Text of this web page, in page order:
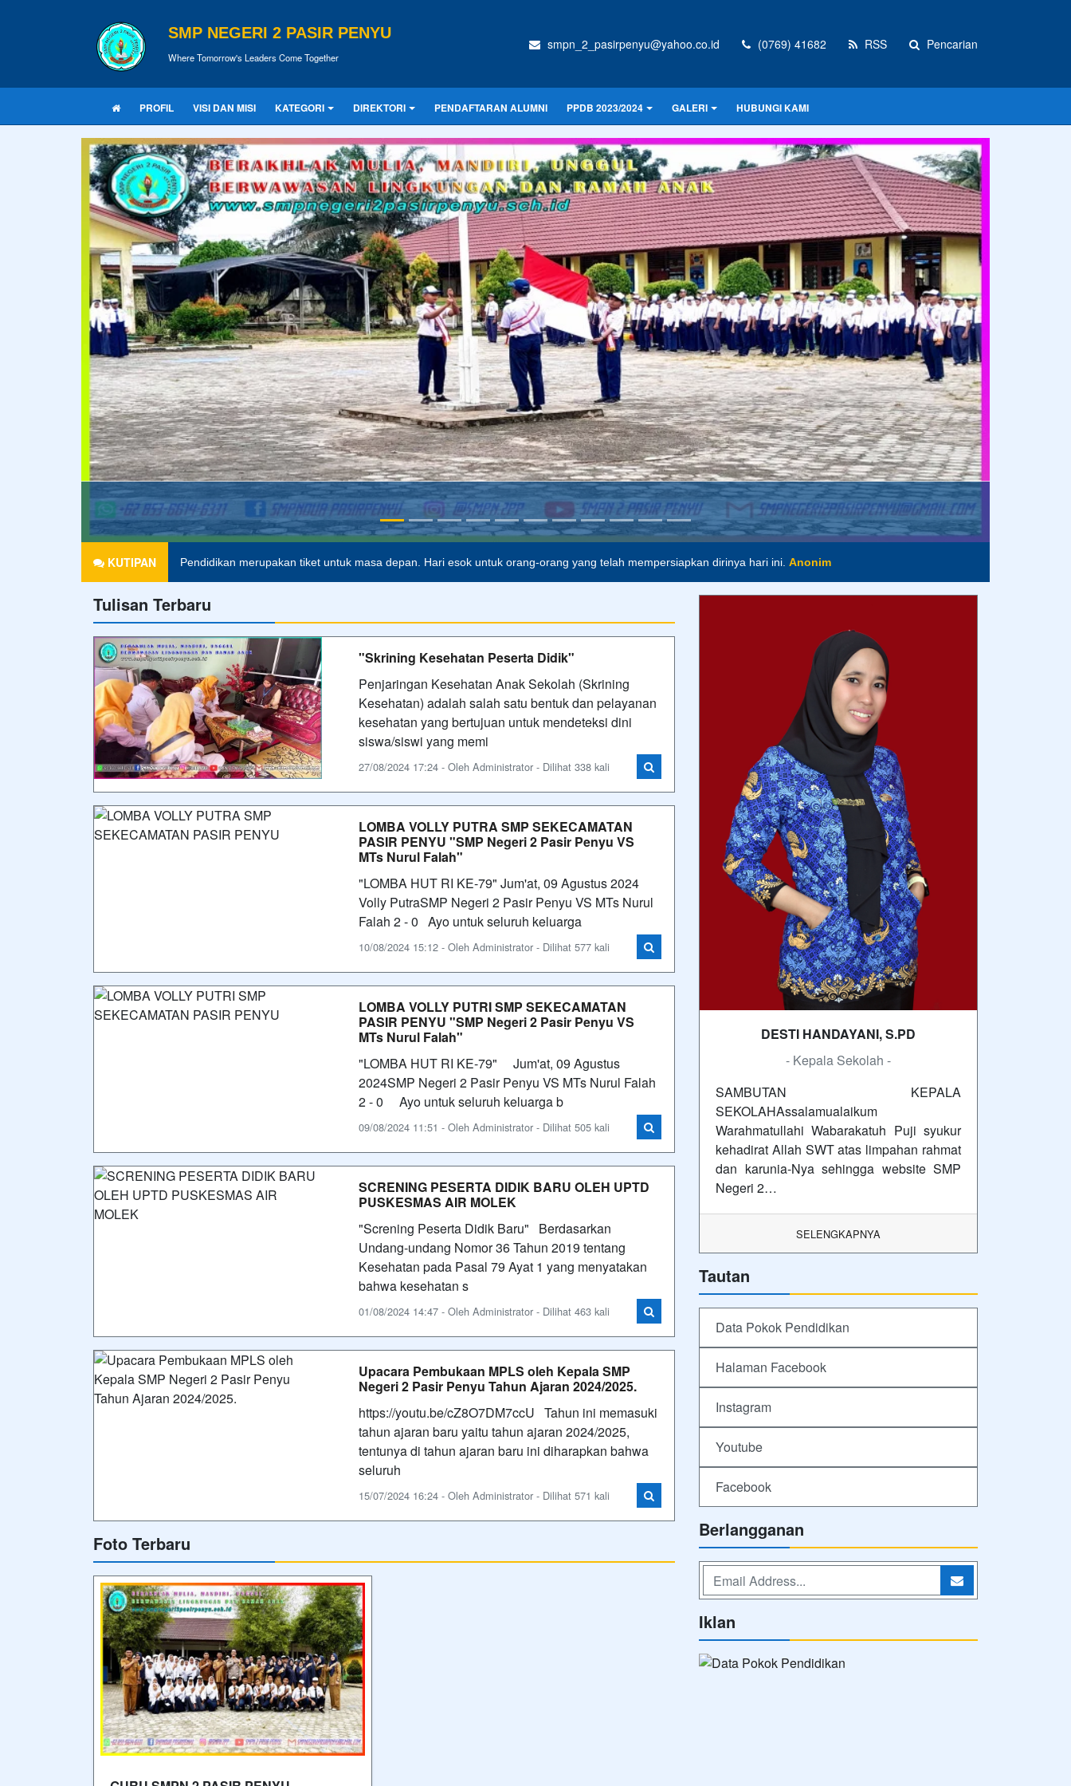
SMP NEGERI 2 PASIR PENYU
Where Tomorrow's Leaders Come Together
smpn_2_pasirpenyu@yahoo.co.id (0769) 41682 RSS Pencarian
PROFIL VISI DAN MISI KATEGORI DIREKTORI PENDAFTARAN ALUMNI PPDB 2023/2024 GALERI HUBUNGI KAMI
KUTIPAN
Agama tanpa ilmu pengetahuan adalah buta. Dan ilmu pengetahuan tanpa agama adalah lumpuh. Anonim
Tulisan Terbaru
"Skrining Kesehatan Peserta Didik"
Penjaringan Kesehatan Anak Sekolah (Skrining
Kesehatan) adalah salah satu bentuk dan pelayanan
kesehatan yang bertujuan untuk mendeteksi dini
siswa/siswi yang memi
27/08/2024 17:24 - Oleh Administrator - Dilihat 338 kali
LOMBA VOLLY PUTRA SMP SEKECAMATAN
PASIR PENYU "SMP Negeri 2 Pasir Penyu VS
MTs Nurul Falah"
"LOMBA HUT RI KE-79" Jum'at, 09 Agustus 2024
Volly PutraSMP Negeri 2 Pasir Penyu VS MTs Nurul
Falah 2 - 0 Ayo untuk seluruh keluarga
10/08/2024 15:12 - Oleh Administrator - Dilihat 577 kali
LOMBA VOLLY PUTRI SMP SEKECAMATAN
PASIR PENYU "SMP Negeri 2 Pasir Penyu VS
MTs Nurul Falah"
"LOMBA HUT RI KE-79" Jum'at, 09 Agustus
2024SMP Negeri 2 Pasir Penyu VS MTs Nurul Falah
2 - 0 Ayo untuk seluruh keluarga b
09/08/2024 11:51 - Oleh Administrator - Dilihat 505 kali
SCRENING PESERTA DIDIK BARU OLEH UPTD
PUSKESMAS AIR MOLEK
"Screning Peserta Didik Baru" Berdasarkan
Undang-undang Nomor 36 Tahun 2019 tentang
Kesehatan pada Pasal 79 Ayat 1 yang menyatakan
bahwa kesehatan s
01/08/2024 14:47 - Oleh Administrator - Dilihat 463 kali
Upacara Pembukaan MPLS oleh Kepala SMP
Negeri 2 Pasir Penyu Tahun Ajaran 2024/2025.
https://youtu.be/cZ8O7DM7ccU Tahun ini memasuki
tahun ajaran baru yaitu tahun ajaran 2024/2025,
tentunya di tahun ajaran baru ini diharapkan bahwa
seluruh
15/07/2024 16:24 - Oleh Administrator - Dilihat 571 kali
Foto Terbaru
DESTI HANDAYANI, S.PD
- Kepala Sekolah -
SAMBUTAN KEPALA
SEKOLAHAssalamualaikum
Warahmatullahi Wabarakatuh Puji syukur
kehadirat Allah SWT atas limpahan rahmat
dan karunia-Nya sehingga website SMP
Negeri 2…
SELENGKAPNYA
Tautan
Data Pokok Pendidikan
Halaman Facebook
Instagram
Youtube
Facebook
Berlangganan
Iklan